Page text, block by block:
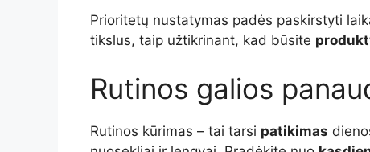
Prioritetų nustatymas padės paskirstyti
tikslus, taip užtikrinant, kad būsite
Rutinos galios
Rutinos kūrimas – tai tarsi patikimas